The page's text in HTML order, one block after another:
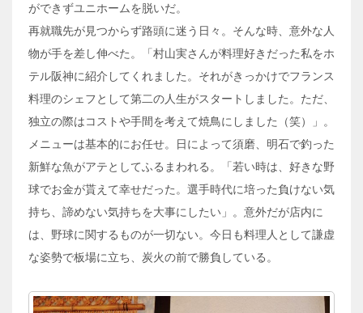
ができずユニホームを脱いだ。
再就職先が見つからず路頭に迷う日々。そんな時、意外な人
物が手を差し伸べた。「村山実さんが料理好きだった私をホ
テル阪神に紹介してくれました。それがきっかけでフランス
料理のシェフとして第二の人生がスタートしました。ただ、
独立の際はコストや手間を考えて焼鳥にしました（笑）」。
メニューは基本的にお任せ。日によって須磨、明石で釣った
新鮮な魚がアテとしてふるまわれる。「若い時は、好きな野
球でお金が貰えて幸せだった。選手時代に培った負けない気
持ち、諦めない気持ちを大事にしたい」。意外だが店内に
は、野球に関するものが一切ない。今日も料理人として謙虚
な姿勢で板場に立ち、炭火の前で勝負している。